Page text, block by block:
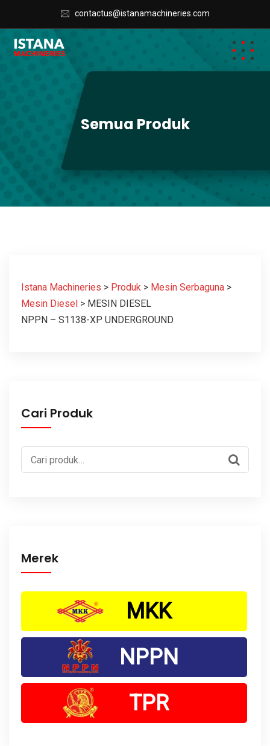
contactus@istanamachineries.com
Semua Produk
Istana Machineries > Produk > Mesin Serbaguna >
Mesin Diesel > MESIN DIESEL
NPPN – S1138-XP UNDERGROUND
Cari Produk
Pencarian
untuk:
Merek
MKK
NPPN
TPR